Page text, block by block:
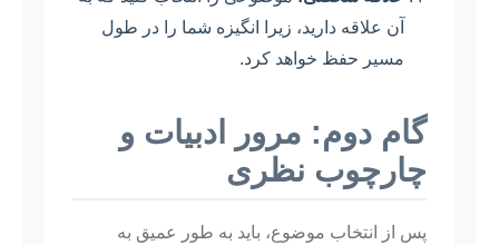
آن علاقه دارید، زیرا انگیزه شما را در طول
مسیر حفظ خواهد کرد.
گام دوم: مرور ادبیات و
چارچوب نظری
پس از انتخاب موضوع، باید به طور عمیق به